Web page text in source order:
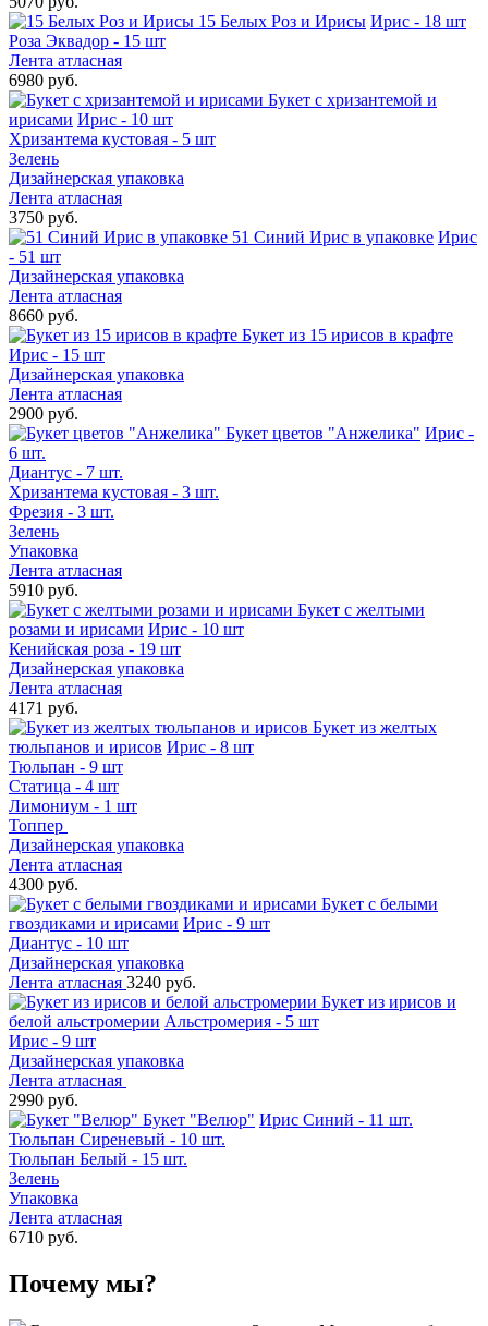
15 Белых Роз и Ирисы Ирис - 18 шт
Роза Эквадор - 15 шт
Лента атласная
6980 руб.
Букет с хризантемой и
ирисами Ирис - 10 шт
Хризантема кустовая - 5 шт
Зелень
Дизайнерская упаковка
Лента атласная
3750 руб.
51 Синий Ирис в упаковке Ирис
- 51 шт
Дизайнерская упаковка
Лента атласная
8660 руб.
Букет из 15 ирисов в крафте
Ирис - 15 шт
Дизайнерская упаковка
Лента атласная
2900 руб.
Букет цветов "Анжелика" Ирис -
6 шт.
Диантус - 7 шт.
Хризантема кустовая - 3 шт.
Фрезия - 3 шт.
Зелень
Упаковка
Лента атласная
5910 руб.
Букет с желтыми
розами и ирисами Ирис - 10 шт
Кенийская роза - 19 шт
Дизайнерская упаковка
Лента атласная
4171 руб.
Букет из желтых
тюльпанов и ирисов Ирис - 8 шт
Тюльпан - 9 шт
Статица - 4 шт
Лимониум - 1 шт
Топпер
Дизайнерская упаковка
Лента атласная
4300 руб.
Букет с белыми
гвоздиками и ирисами Ирис - 9 шт
Диантус - 10 шт
Дизайнерская упаковка
Лента атласная 3240 руб.
Букет из ирисов и
белой альстромерии Альстромерия - 5 шт
Ирис - 9 шт
Дизайнерская упаковка
Лента атласная
2990 руб.
Букет "Велюр" Ирис Синий - 11 шт.
Тюльпан Сиреневый - 10 шт.
Тюльпан Белый - 15 шт.
Зелень
Упаковка
Лента атласная
6710 руб.
Почему мы?